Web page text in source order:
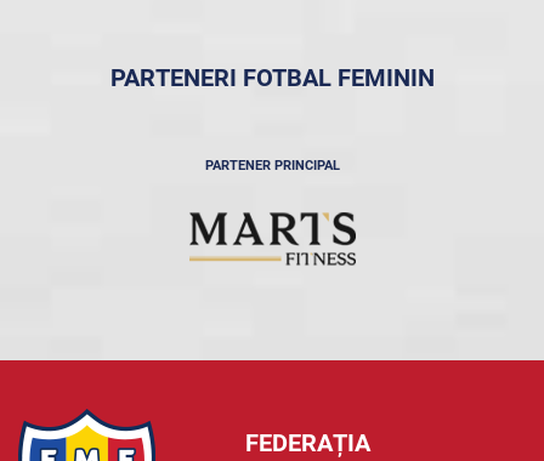
PARTENERI FOTBAL FEMININ
PARTENER PRINCIPAL
FEDERAȚIA